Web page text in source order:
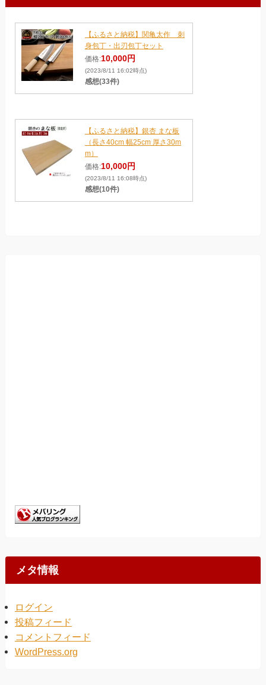
【ふるさと納税】関亀太作 刺
身包丁・出刃包丁セット
価格:10,000円
(2023/8/11 16:02時点)
感想(33件)
【ふるさと納税】銀杏 まな板
（長さ40cm 幅25cm 厚さ30m
m）
価格:10,000円
(2023/8/11 16:08時点)
感想(10件)
メタ情報
ログイン
投稿フィード
コメントフィード
WordPress.org